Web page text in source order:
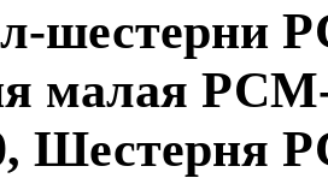
малая РСМ-
Шестерня